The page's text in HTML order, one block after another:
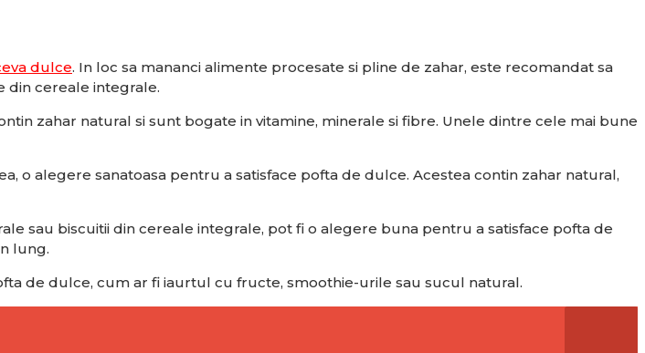
dulce. In loc sa mananci alimente procesate si pline de zahar, este recomandat sa
din cereale integrale.
zahar natural si sunt bogate in vitamine, minerale si fibre. Unele dintre cele mai bune
o alegere sanatoasa pentru a satisface pofta de dulce. Acestea contin zahar natural,
sau biscuitii din cereale integrale, pot fi o alegere buna pentru a satisface pofta de
lung.
de dulce, cum ar fi iaurtul cu fructe, smoothie-urile sau sucul natural.